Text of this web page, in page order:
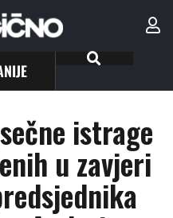
istrage
u zavjeri